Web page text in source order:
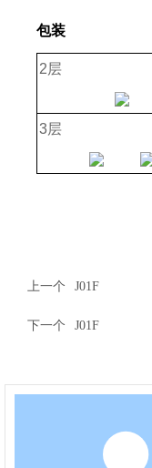
包装
2层
3层
上一个 J01F
下一个 J01F